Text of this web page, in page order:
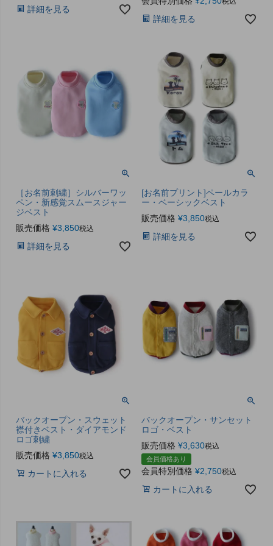
詳細を見る
詳細を見る
［お名前刺繍］シルバーワッ
ペン・新感覚スムースジャー
ジベスト
販売価格 ¥3,850税込
詳細を見る
[お名前プリント]ペールカラ
ー・ベーシックベスト
販売価格 ¥3,850税込
詳細を見る
バックオープン・スウェット
襟付きベスト・ダイアモンド
ロゴ刺繍
販売価格 ¥3,850税込
カートに入れる
バックオープン・サンセット
ロゴ・ベスト
販売価格 ¥3,630税込
会員価格あり
会員特別価格 ¥2,750税込
カートに入れる